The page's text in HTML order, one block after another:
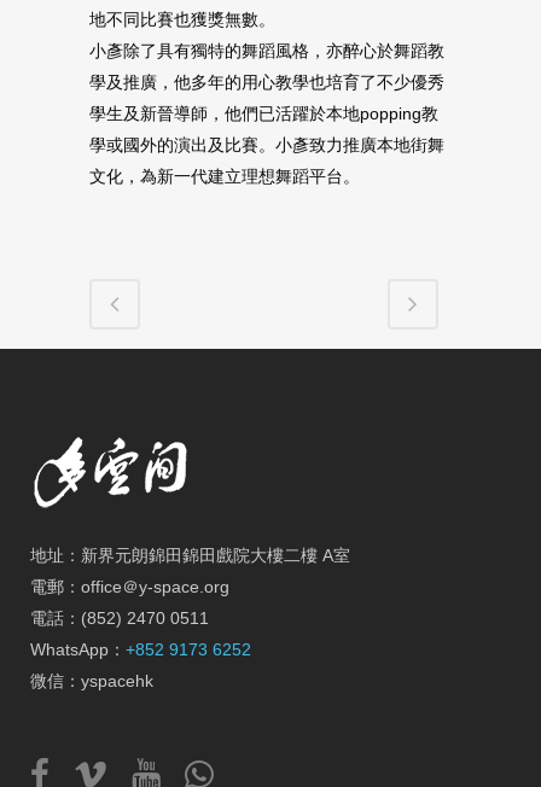
地不同比賽也獲獎無數。
小彥除了具有獨特的舞蹈風格，亦醉心於舞蹈教
學及推廣，他多年的用心教學也培育了不少優秀
學生及新晉導師，他們已活躍於本地popping教
學或國外的演出及比賽。小彥致力推廣本地街舞
文化，為新一代建立理想舞蹈平台。
地址：新界元朗錦田錦田戲院大樓二樓 A室
電郵：office＠y-space.org
電話：(852) 2470 0511
WhatsApp： +852 9173 6252
微信：yspacehk